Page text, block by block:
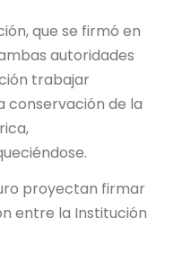
que se firmó en
autoridades
trabajar
conservación de la
proyectan firmar
entre la Institución